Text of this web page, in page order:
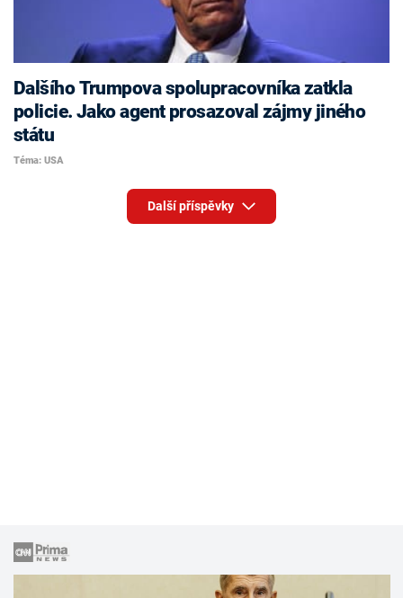
Dalšího Trumpova spolupracovníka zatkla
policie. Jako agent prosazoval zájmy jiného
státu
Téma: USA
Další příspěvky